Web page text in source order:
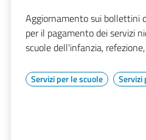
Aggiornamento sui bollettini
per il pagamento dei servizi
scuole dell'infanzia,
Servizi per le scuole Servizi